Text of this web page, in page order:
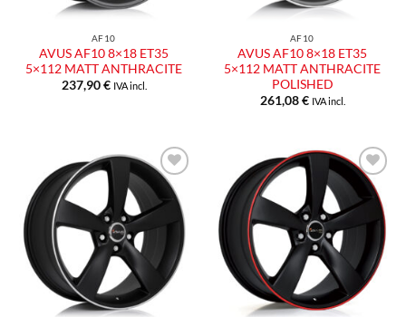
AF10
AVUS AF10 8×18 ET35
5×112 MATT ANTHRACITE
237,90€ IVA incl.
AF10
AVUS AF10 8×18 ET35
5×112 MATT ANTHRACITE
POLISHED
261,08€ IVA incl.